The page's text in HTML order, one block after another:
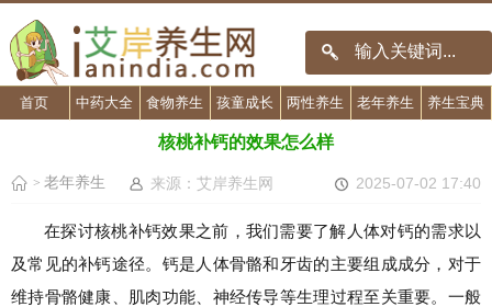
首页 中药大全 食物养生 孩童成长 两性养生 老年养生 养生宝典
核桃补钙的效果怎么样
> 老年养生 来源：艾岸养生网 2025-07-02 17:40
在探讨核桃补钙效果之前，我们需要了解人体对钙的需求以
及常见的补钙途径。钙是人体骨骼和牙齿的主要组成成分，对于
维持骨骼健康、肌肉功能、神经传导等生理过程至关重要。一般